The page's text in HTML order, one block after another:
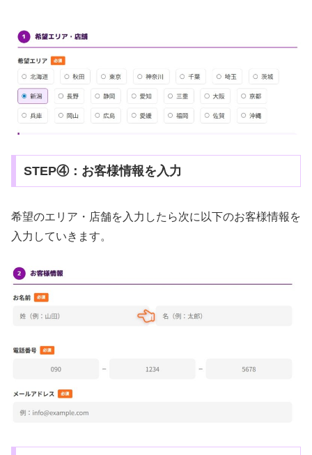
STEP④：お客様情報を入力
希望のエリア・店舗を入力したら次に以下のお客様情報を
入力していきます。